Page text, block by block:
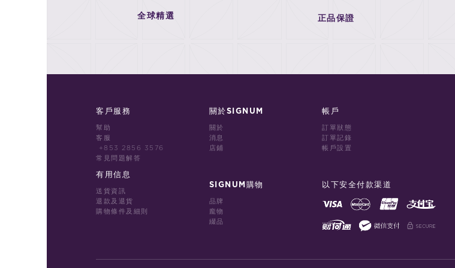
全球精選 正品保證
客戶服務
幫助
客服
+853 2856 3576
常見問題解答
有用信息
送貨資訊
退款及退貨
購物條件及細則
關於SIGNUM
關於
消息
店鋪
SIGNUM購物
品牌
龐物
綴品
帳戶
訂單狀態
訂單記錄
帳戶設置
以下安全付款渠道